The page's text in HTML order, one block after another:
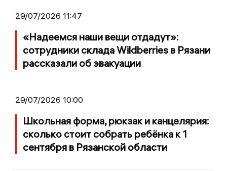
29/07/2026 11:47
«Надеемся наши вещи отдадут»:
сотрудники склада Wildberries в Рязани
рассказали об эвакуации
29/07/2026 10:00
Школьная форма, рюкзак и канцелярия:
сколько стоит собрать ребёнка к 1
сентября в Рязанской области